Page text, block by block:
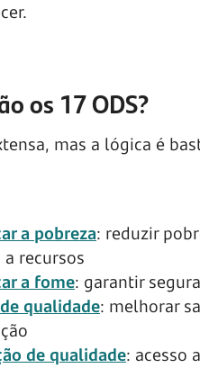
os 17 ODS?
mas a lógica é
a pobreza: reduzir
a recursos
a fome: garantir
qualidade: melhorar
de qualidade: acesso